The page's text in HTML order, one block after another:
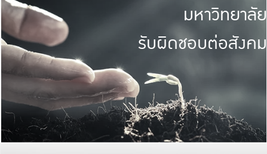
มหาวิทยาลัย
รับผิดชอบต่อสังคม